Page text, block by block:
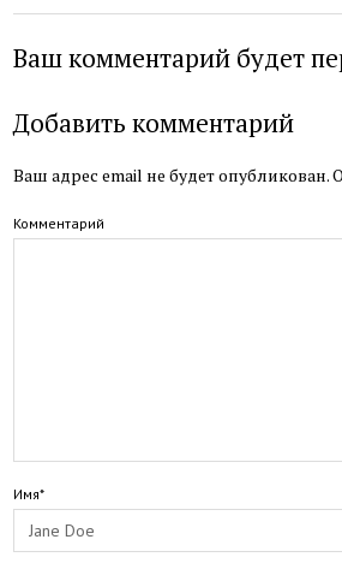
Ваш комментарий будет
Добавить комментарий
Ваш адрес email не будет опубликован.
Комментарий
Имя*